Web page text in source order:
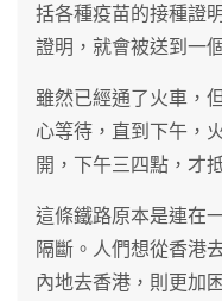
括各種疫苗的接種證
證明，就會被送到一
雖然已經通了火車，
心等待，直到下午，
開，下午三四點，才
這條鐵路原本是連在
隔斷。人們想從香港
內地去香港，則更加